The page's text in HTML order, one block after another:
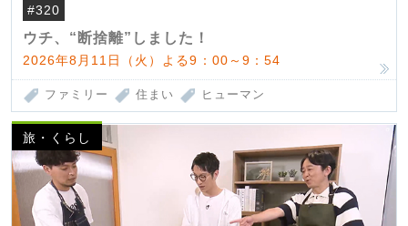
#320
ウチ、“断捨離”しました！
2026年8月11日（火）よる9：00～9：54
ファミリー 住まい ヒューマン
旅・くらし